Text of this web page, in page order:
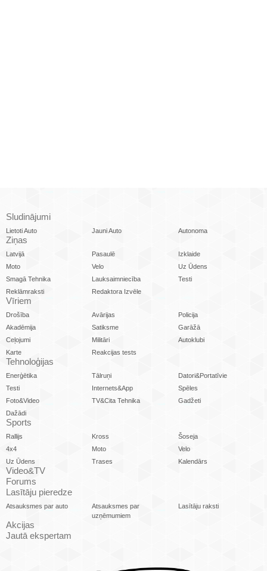
Sludinājumi
Lietoti Auto Jauni Auto Autonoma
Ziņas
Latvijā Pasaulē
Izklaide
Moto
Velo
Uz Ūdens
Smagā Tehnika
Lauksaimniecība
Testi
Reklāmraksti
Redaktora Izvēle
Vīriem
Drošība Avārijas
Policija
Akadēmija
Satiksme
Garāžā
Ceļojumi
Militāri
Autoklubi
Karte
Reakcijas tests
Tehnoloģijas
Enerģētika Tālruņi
Datori&Portatīvie
Testi
Internets&App
Spēles
Foto&Video
TV&Cita Tehnika
Gadžeti
Dažādi
Sports
Rallijs Kross
Šoseja
4x4
Moto
Velo
Uz Ūdens
Trases Kalendārs
Video&TV
Forums
Lasītāju pieredze
Atsauksmes par auto
Atsauksmes par
uzņēmumiem
Lasītāju raksti
Akcijas
Jautā ekspertam